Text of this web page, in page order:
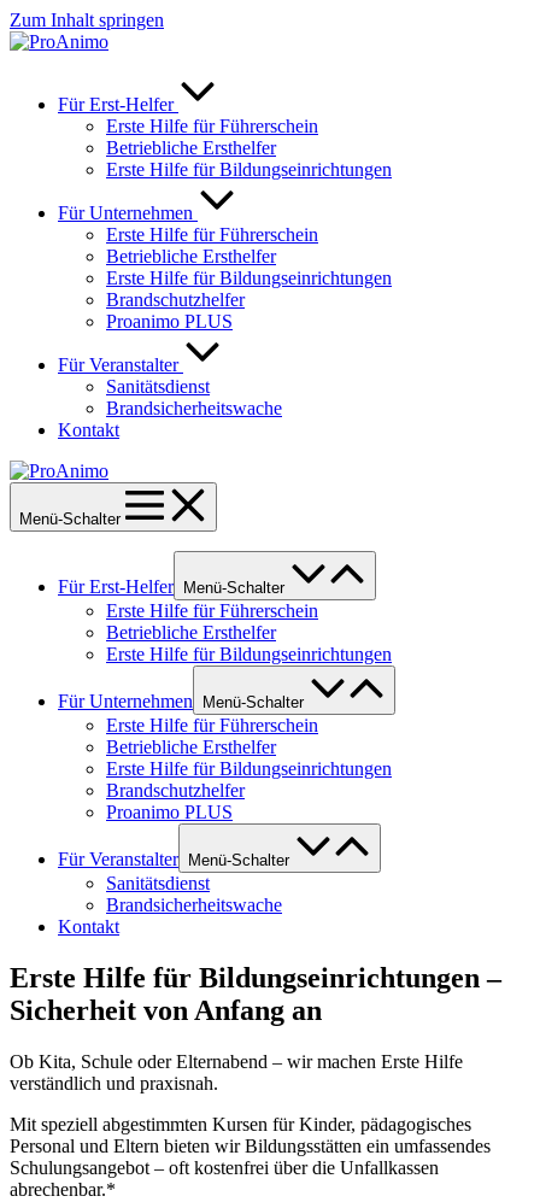
Zum Inhalt springen
Für Erst-Helfer
Erste Hilfe für Führerschein
Betriebliche Ersthelfer
Erste Hilfe für Bildungseinrichtungen
Für Unternehmen
Erste Hilfe für Führerschein
Betriebliche Ersthelfer
Erste Hilfe für Bildungseinrichtungen
Brandschutzhelfer
Proanimo PLUS
Für Veranstalter
Sanitätsdienst
Brandsicherheitswache
Kontakt
Menü-Schalter
Für Erst-Helfer Menü-Schalter
Erste Hilfe für Führerschein
Betriebliche Ersthelfer
Erste Hilfe für Bildungseinrichtungen
Für Unternehmen Menü-Schalter
Erste Hilfe für Führerschein
Betriebliche Ersthelfer
Erste Hilfe für Bildungseinrichtungen
Brandschutzhelfer
Proanimo PLUS
Für Veranstalter Menü-Schalter
Sanitätsdienst
Brandsicherheitswache
Kontakt
Erste Hilfe für Bildungseinrichtungen –
Sicherheit von Anfang an
Ob Kita, Schule oder Elternabend – wir machen Erste Hilfe
verständlich und praxisnah.
Mit speziell abgestimmten Kursen für Kinder, pädagogisches
Personal und Eltern bieten wir Bildungsstätten ein umfassendes
Schulungsangebot – oft kostenfrei über die Unfallkassen
abrechenbar.*